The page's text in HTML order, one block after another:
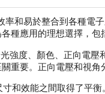
和易於整合到各種電
種應用的理想選擇，包
強度、顏色、正向電壓
重要。正向電壓和視角
和效能之間取得了平